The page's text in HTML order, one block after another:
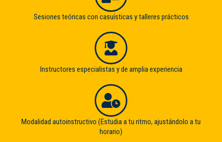
Sesiones teóricas con casuísticas y talleres prácticos
Instructores especialistas y de amplia experiencia
Modalidad autoinstructivo (Estudia a tu ritmo, ajustándolo a tu
horario)